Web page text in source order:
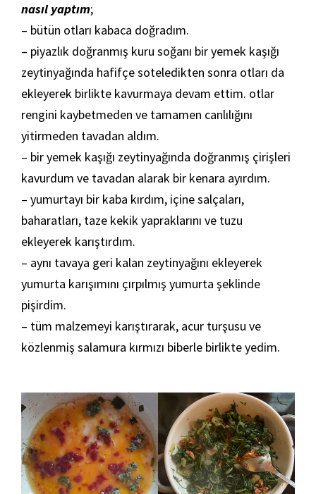
nasıl yaptım;
– bütün otları kabaca doğradım.
– piyazlık doğranmış kuru soğanı bir yemek kaşığı
zeytinyağında hafifçe soteledikten sonra otları da
ekleyerek birlikte kavurmaya devam ettim. otlar
rengini kaybetmeden ve tamamen canlılığını
yitirmeden tavadan aldım.
– bir yemek kaşığı zeytinyağında doğranmış çirişleri
kavurdum ve tavadan alarak bir kenara ayırdım.
– yumurtayı bir kaba kırdım, içine salçaları,
baharatları, taze kekik yapraklarını ve tuzu
ekleyerek karıştırdım.
– aynı tavaya geri kalan zeytinyağını ekleyerek
yumurta karışımını çırpılmış yumurta şeklinde
pişirdim.
– tüm malzemeyi karıştırarak, acur turşusu ve
közlenmiş salamura kırmızı biberle birlikte yedim.